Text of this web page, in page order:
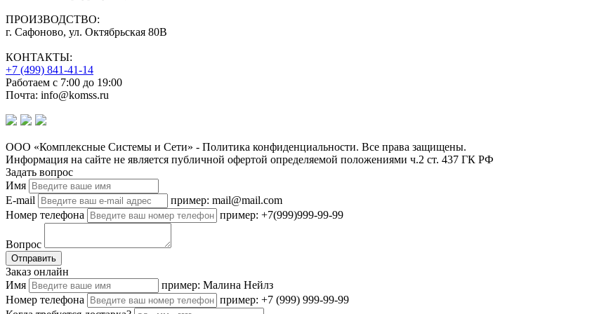
ПРОИЗВОДСТВО:
г. Сафоново, ул. Октябрьская 80В
КОНТАКТЫ:
+7 (499) 841-41-14
Работаем с 7:00 до 19:00
Почта: info@komss.ru
ООО «Комплексные Системы и Сети» - Политика конфиденциальности. Все права защищены.
Информация на сайте не является публичной офертой определяемой положениями ч.2 ст. 437 ГК РФ
Задать вопрос
Имя
E-mail
пример: mail@mail.com
Номер телефона
пример: +7(999)999-99-99
Вопрос
Отправить
Заказ онлайн
Имя
пример: Малина Нейлз
Номер телефона
пример: +7 (999) 999-99-99